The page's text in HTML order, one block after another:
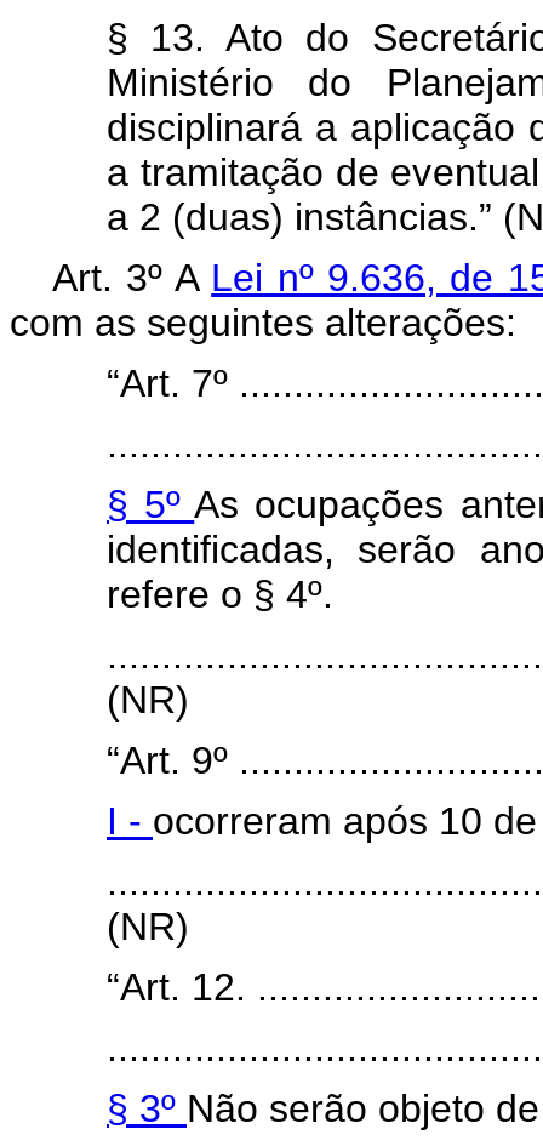
§ 13. Ato do
Ministério do
disciplinará a aplicação
a tramitação de
a 2 (duas) instâncias.”
Art. 3º A Lei nº 9.636, de
com as seguintes alterações:
“Art. 7º
§ 5ºAs ocupações
identificadas, serão
refere o § 4º.
(NR)
“Art. 9º
I - ocorreram após 10
(NR)
“Art. 12.
§ 3º Não serão objeto